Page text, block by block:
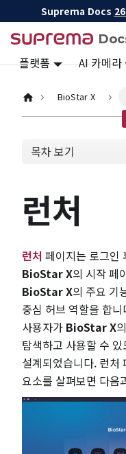
Suprema Docs
플랫폼 AI 카메라
BioStar X
목차 보기
런처
런처 페이지는 로그인
BioStar X의 시작 페
BioStar X의 주요 기
중심 허브 역할을 합
사용자가 BioStar X
탐색하고 사용할 수 있
설계되었습니다. 런처
요소를 살펴보면 다음